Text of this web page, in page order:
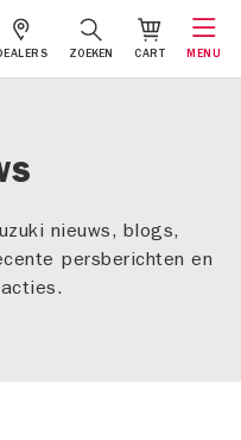
ZOEKEN CART MENU
nieuws, blogs,
persberichten en